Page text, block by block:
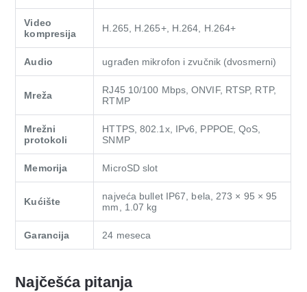
Video
kompresija
H.265, H.265+, H.264, H.264+
Audio ugrađen mikrofon i zvučnik (dvosmerni)
Mreža
RJ45 10/100 Mbps, ONVIF, RTSP, RTP,
RTMP
Mrežni
protokoli
HTTPS, 802.1x, IPv6, PPPOE, QoS,
SNMP
Memorija MicroSD slot
Kućište
najveća bullet IP67, bela, 273 × 95 × 95
mm, 1.07 kg
Garancija 24 meseca
Najčešća pitanja